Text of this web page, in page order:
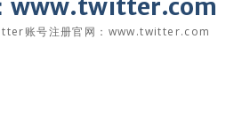
www.twitter.com
账号注册官网：www.twitter.com